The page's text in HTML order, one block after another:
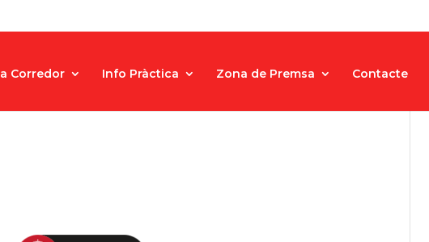
Corredor Info Pràctica Zona de Premsa Contacte